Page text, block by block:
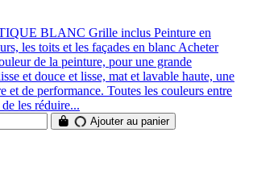
BLANC Grille inclus Peinture en
les toits et les façades en blanc Acheter
de la peinture, pour une grande
et douce et lisse, mat et lavable haute, une
et de performance. Toutes les couleurs entre
les réduire...
Ajouter au panier